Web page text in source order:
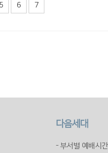
5 6 7
다음세대
- 부서별 예배시